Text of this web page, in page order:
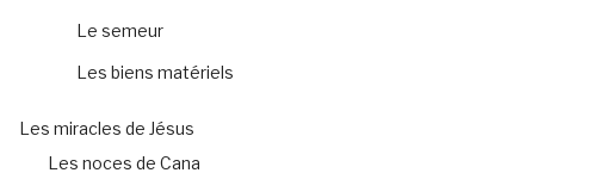
Le semeur
Les biens matériels
Les miracles de Jésus
Les noces de Cana